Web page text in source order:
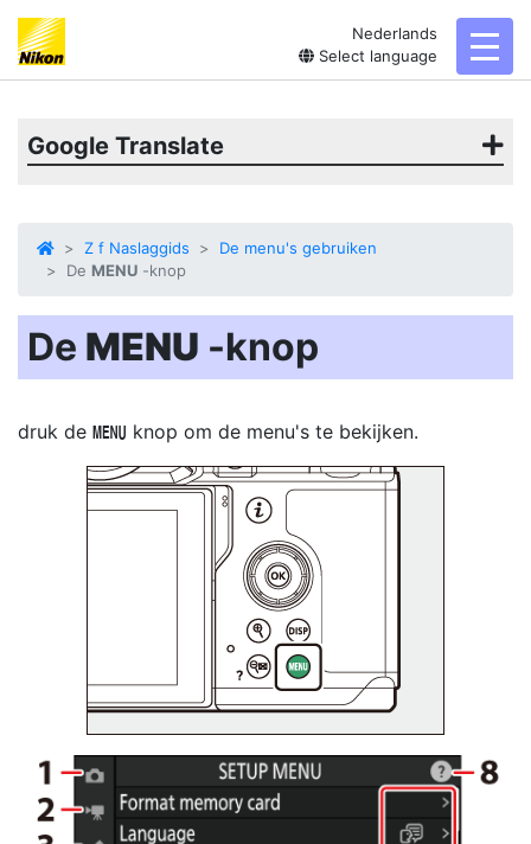
Nederlands
Select language
Google Translate
Z f Naslaggids
De menu's gebruiken
De MENU -knop
De MENU -knop
druk de G knop om de menu's te bekijken.